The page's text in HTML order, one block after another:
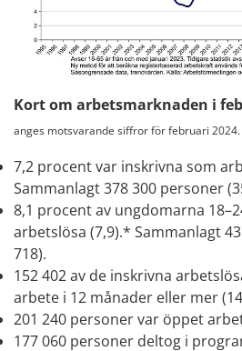
Kort om arbetsmarknaden i
anges motsvarande siffror för februari 2024.
7,2 procent var inskrivna som
Sammanlagt 378 300 personer
8,1 procent av ungdomarna
arbetslösa (7,9).* Sammanlagt
718).
152 402 av de inskrivna
arbete i 12 månader eller mer
201 240 personer var öppet
177 060 personer deltog i